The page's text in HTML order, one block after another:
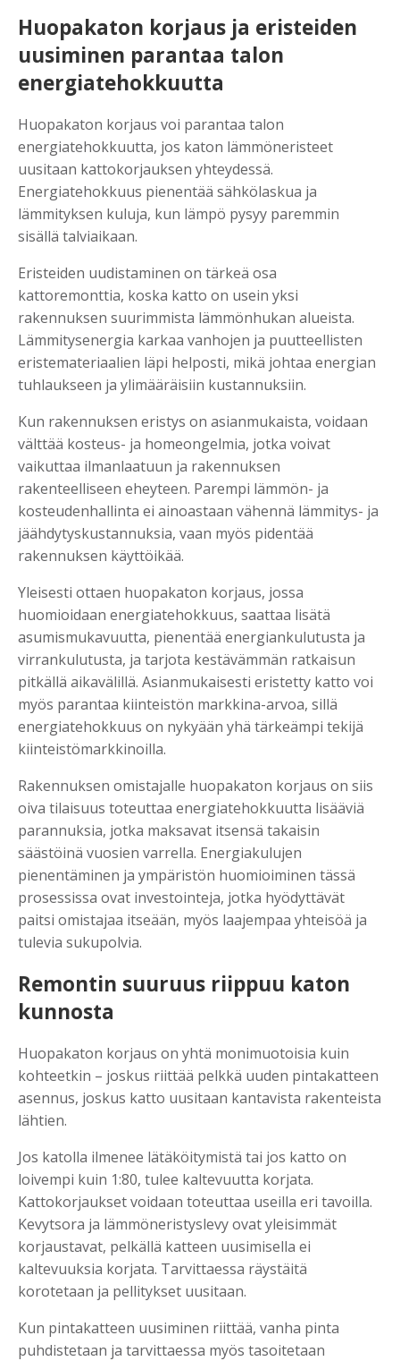
Huopakaton korjaus ja eristeiden
uusiminen parantaa talon
energiatehokkuutta
Huopakaton korjaus voi parantaa talon
energiatehokkuutta, jos katon lämmöneristeet
uusitaan kattokorjauksen yhteydessä.
Energiatehokkuus pienentää sähkölaskua ja
lämmityksen kuluja, kun lämpö pysyy paremmin
sisällä talviaikaan.
Eristeiden uudistaminen on tärkeä osa
kattoremonttia, koska katto on usein yksi
rakennuksen suurimmista lämmönhukan alueista.
Lämmitysenergia karkaa vanhojen ja puutteellisten
eristemateriaalien läpi helposti, mikä johtaa energian
tuhlaukseen ja ylimääräisiin kustannuksiin.
Kun rakennuksen eristys on asianmukaista, voidaan
välttää kosteus- ja homeongelmia, jotka voivat
vaikuttaa ilmanlaatuun ja rakennuksen
rakenteelliseen eheyteen. Parempi lämmön- ja
kosteudenhallinta ei ainoastaan vähennä lämmitys- ja
jäähdytyskustannuksia, vaan myös pidentää
rakennuksen käyttöikää.
Yleisesti ottaen huopakaton korjaus, jossa
huomioidaan energiatehokkuus, saattaa lisätä
asumismukavuutta, pienentää energiankulutusta ja
virrankulutusta, ja tarjota kestävämmän ratkaisun
pitkällä aikavälillä. Asianmukaisesti eristetty katto voi
myös parantaa kiinteistön markkina-arvoa, sillä
energiatehokkuus on nykyään yhä tärkeämpi tekijä
kiinteistömarkkinoilla.
Rakennuksen omistajalle huopakaton korjaus on siis
oiva tilaisuus toteuttaa energiatehokkuutta lisääviä
parannuksia, jotka maksavat itsensä takaisin
säästöinä vuosien varrella. Energiakulujen
pienentäminen ja ympäristön huomioiminen tässä
prosessissa ovat investointeja, jotka hyödyttävät
paitsi omistajaa itseään, myös laajempaa yhteisöä ja
tulevia sukupolvia.
Remontin suuruus riippuu katon
kunnosta
Huopakaton korjaus on yhtä monimuotoisia kuin
kohteetkin – joskus riittää pelkkä uuden pintakatteen
asennus, joskus katto uusitaan kantavista rakenteista
lähtien.
Jos katolla ilmenee lätäköitymistä tai jos katto on
loivempi kuin 1:80, tulee kaltevuutta korjata.
Kattokorjaukset voidaan toteuttaa useilla eri tavoilla.
Kevytsora ja lämmöneristyslevy ovat yleisimmät
korjaustavat, pelkällä katteen uusimisella ei
kaltevuuksia korjata. Tarvittaessa räystäitä
korotetaan ja pellitykset uusitaan.
Kun pintakatteen uusiminen riittää, vanha pinta
puhdistetaan ja tarvittaessa myös tasoitetaan